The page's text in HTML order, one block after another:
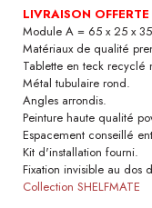
LIVRAISON
Module A = 65 x 25 x
Matériaux de qualité
Tablette en teck
Métal tubulaire rond.
Angles arrondis.
Peinture haute qualité
Espacement conseillé
Kit d'installation fourni.
Fixation invisible au dos
Collection SHELFMATE